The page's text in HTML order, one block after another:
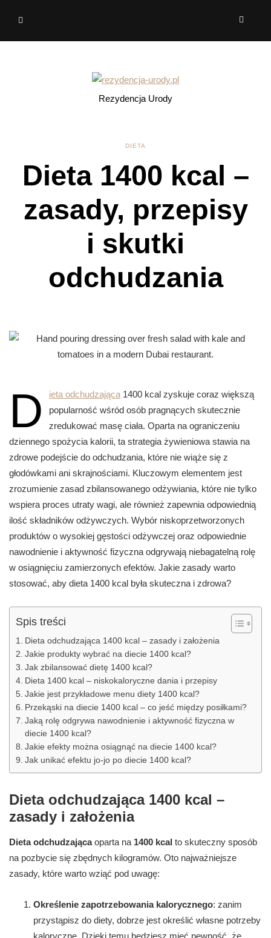
Rezydencja Urody
DIETA
Dieta 1400 kcal –
zasady, przepisy
i skutki
odchudzania
D ieta odchudzająca 1400 kcal zyskuje coraz większą
popularność wśród osób pragnących skutecznie
zredukować masę ciała. Oparta na ograniczeniu
dziennego spożycia kalorii, ta strategia żywieniowa stawia na
zdrowe podejście do odchudzania, które nie wiąże się z
głodówkami ani skrajnościami. Kluczowym elementem jest
zrozumienie zasad zbilansowanego odżywiania, które nie tylko
wspiera proces utraty wagi, ale również zapewnia odpowiednią
ilość składników odżywczych. Wybór niskoprzetworzonych
produktów o wysokiej gęstości odżywczej oraz odpowiednie
nawodnienie i aktywność fizyczna odgrywają niebagatelną rolę
w osiągnięciu zamierzonych efektów. Jakie zasady warto
stosować, aby dieta 1400 kcal była skuteczna i zdrowa?
Spis treści
Dieta odchudzająca 1400 kcal – zasady i założenia
Jakie produkty wybrać na diecie 1400 kcal?
Jak zbilansować dietę 1400 kcal?
Dieta 1400 kcal – niskokaloryczne dania i przepisy
Jakie jest przykładowe menu diety 1400 kcal?
Przekąski na diecie 1400 kcal – co jeść między posiłkami?
Jaką rolę odgrywa nawodnienie i aktywność fizyczna w
diecie 1400 kcal?
Jakie efekty można osiągnąć na diecie 1400 kcal?
Jak unikać efektu jo-jo po diecie 1400 kcal?
Dieta odchudzająca 1400 kcal –
zasady i założenia
Dieta odchudzającaoparta na 1400 kcal to skuteczny sposób
na pozbycie się zbędnych kilogramów. Oto najważniejsze
zasady, które warto wziąć pod uwagę:
Określenie zapotrzebowania kalorycznego: zanim
przystąpisz do diety, dobrze jest określić własne potrzeby
kaloryczne. Dzięki temu będziesz mieć pewność, że